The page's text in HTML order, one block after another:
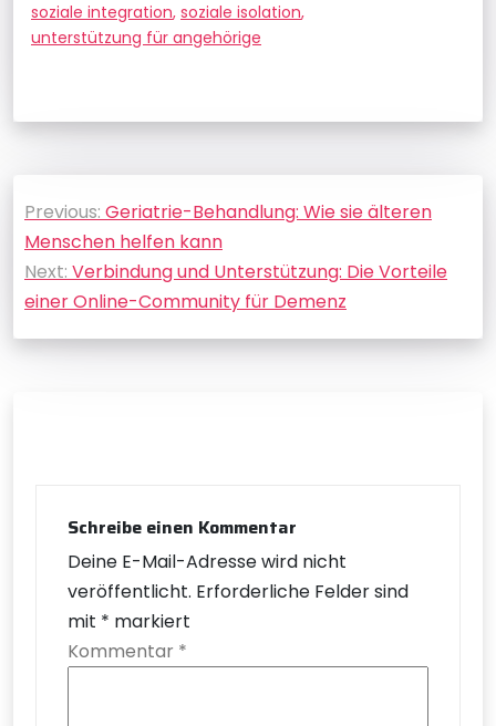
soziale integration, soziale isolation,
unterstützung für angehörige
Beitragsnavigation
Previous: Geriatrie-Behandlung: Wie sie älteren
Menschen helfen kann
Next: Verbindung und Unterstützung: Die Vorteile
einer Online-Community für Demenz
Schreibe einen Kommentar
Deine E-Mail-Adresse wird nicht
veröffentlicht. Erforderliche Felder sind
mit * markiert
Kommentar *